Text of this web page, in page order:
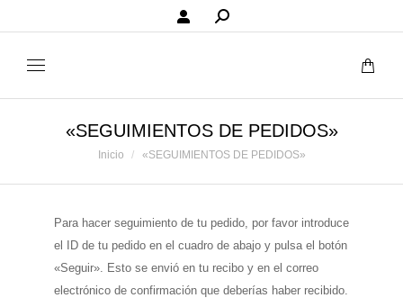
«SEGUIMIENTOS DE PEDIDOS»
Estás aquí:
Inicio «SEGUIMIENTOS DE PEDIDOS»
Para hacer seguimiento de tu pedido, por favor introduce
el ID de tu pedido en el cuadro de abajo y pulsa el botón
«Seguir». Esto se envió en tu recibo y en el correo
electrónico de confirmación que deberías haber recibido.